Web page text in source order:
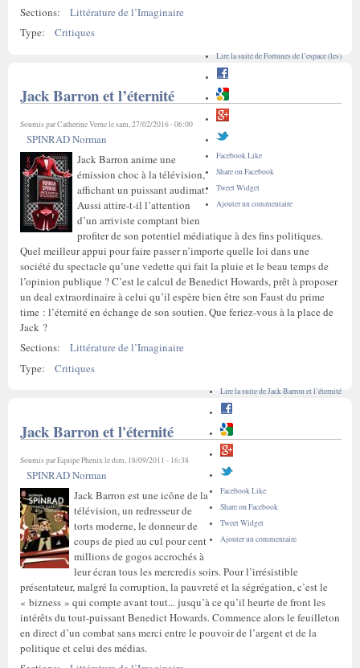
Sections:
Littérature de l’Imaginaire
Type:
Critiques
Lire la suitede Fortunes de l’espace (les)
Facebook Like
Share on Facebook
Tweet Widget
Ajouter un commentaire
Jack Barron et l’éternité
Soumis parCatherine Vernele sam, 27/02/2016 - 06:00
SPINRAD Norman
Jack Barron anime une
émission choc à la télévision,
affichant un puissant audimat.
Aussi attire-t-il l’attention
d’un arriviste comptant bien
profiter de son potentiel médiatique à des fins politiques.
Quel meilleur appui pour faire passer n’importe quelle loi dans une
société du spectacle qu’une vedette qui fait la pluie et le beau temps de
l’opinion publique ? C’est le calcul de Benedict Howards, prêt à proposer
un deal extraordinaire à celui qu’il espère bien être son Faust du prime
time : l’éternité en échange de son soutien. Que feriez-vous à la place de
Jack ?
Sections:
Littérature de l’Imaginaire
Type:
Critiques
Lire la suitede Jack Barron et l’éternité
Facebook Like
Share on Facebook
Tweet Widget
Ajouter un commentaire
Jack Barron et l'éternité
Soumis parEquipe Phenixle dim, 18/09/2011 - 16:38
SPINRAD Norman
Jack Barron est une icône de la
télévision, un redresseur de
torts moderne, le donneur de
coups de pied au cul pour cent
millions de gogos accrochés à
leur écran tous les mercredis soirs. Pour l’irrésistible
présentateur, malgré la corruption, la pauvreté et la ségrégation, c’est le
« bizness » qui compte avant tout... jusqu’à ce qu’il heurte de front les
intérêts du tout-puissant Benedict Howards. Commence alors le feuilleton
en direct d’un combat sans merci entre le pouvoir de l’argent et de la
politique et celui des médias.